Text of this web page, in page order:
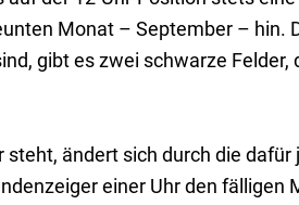
Monat – September – hin.
gibt es zwei schwarze
ändert sich durch die
einer Uhr den fälligen